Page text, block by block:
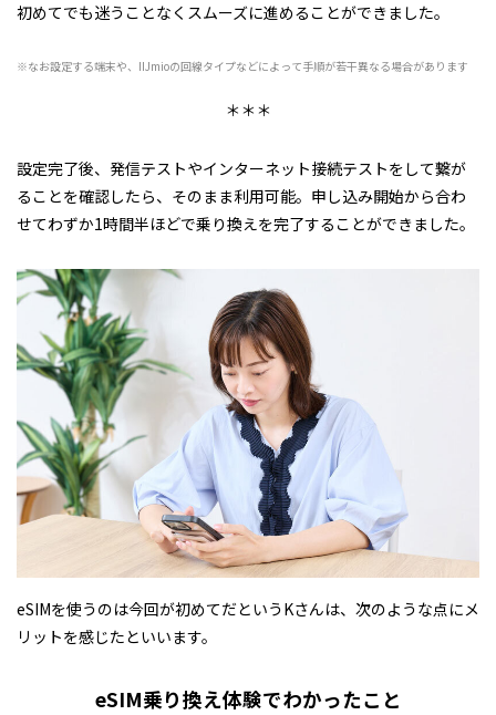
初めてでも迷うことなくスムーズに進めることができました。
※なお設定する端末や、IIJmioの回線タイプなどによって手順が若干異なる場合があります
＊＊＊
設定完了後、発信テストやインターネット接続テストをして繋が
ることを確認したら、そのまま利用可能。申し込み開始から合わ
せてわずか1時間半ほどで乗り換えを完了することができました。
eSIMを使うのは今回が初めてだというKさんは、次のような点にメ
リットを感じたといいます。
eSIM乗り換え体験でわかったこと